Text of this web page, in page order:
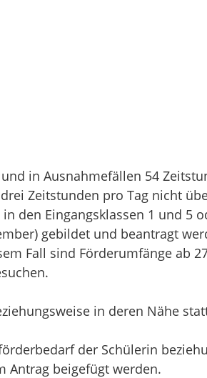
in Ausnahmefällen 54
Zeitstunden pro Tag nicht
den Eingangsklassen 1 und 5
gebildet und beantragt
Fall sind Förderumfänge ab
in deren Nähe
der Schülerin
Antrag beigefügt werden.